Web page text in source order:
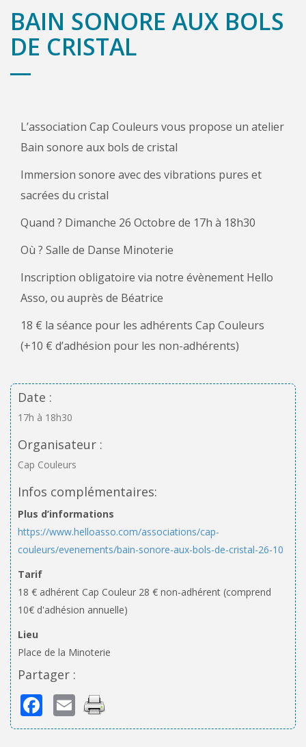
BAIN SONORE AUX BOLS
DE CRISTAL
L’association Cap Couleurs vous propose un atelier
Bain sonore aux bols de cristal
Immersion sonore avec des vibrations pures et
sacrées du cristal
Quand ? Dimanche 26 Octobre de 17h à 18h30
Où ? Salle de Danse Minoterie
Inscription obligatoire via notre évènement Hello
Asso, ou auprès de Béatrice
18 € la séance pour les adhérents Cap Couleurs
(+10 € d’adhésion pour les non-adhérents)
Date :
17h à 18h30
Organisateur :
Cap Couleurs
Infos complémentaires:
Plus d’informations
https://www.helloasso.com/associations/cap-
couleurs/evenements/bain-sonore-aux-bols-de-cristal-26-10
Tarif
18 € adhérent Cap Couleur 28 € non-adhérent (comprend
10€ d'adhésion annuelle)
Lieu
Place de la Minoterie
Partager :
Facebook
Email